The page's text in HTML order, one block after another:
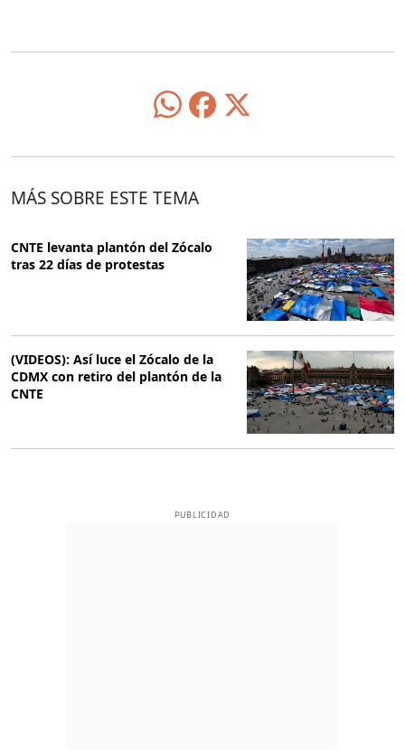
MÁS SOBRE ESTE TEMA
CNTE levanta plantón del Zócalo
tras 22 días de protestas
(VIDEOS): Así luce el Zócalo de la
CDMX con retiro del plantón de la
CNTE
PUBLICIDAD